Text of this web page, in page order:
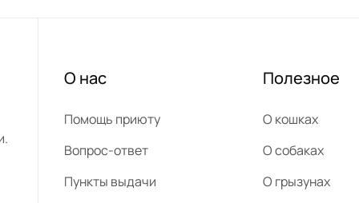
О нас
Помощь приюту
Вопрос-ответ
Пункты выдачи
Полезное
О кошках
О собаках
О грызунах